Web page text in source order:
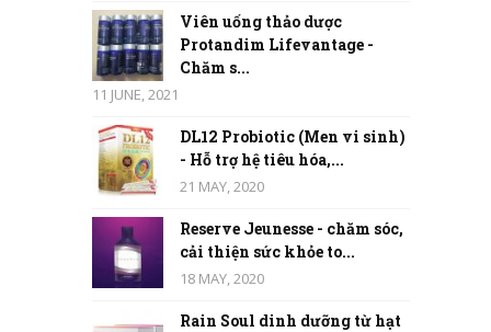
Viên uống thảo dược
Protandim Lifevantage -
Chăm s...
11 JUNE, 2021
DL12 Probiotic (Men vi sinh)
- Hỗ trợ hệ tiêu hóa,...
21 MAY, 2020
Reserve Jeunesse - chăm sóc,
cải thiện sức khỏe to...
18 MAY, 2020
Rain Soul dinh dưỡng từ hạt